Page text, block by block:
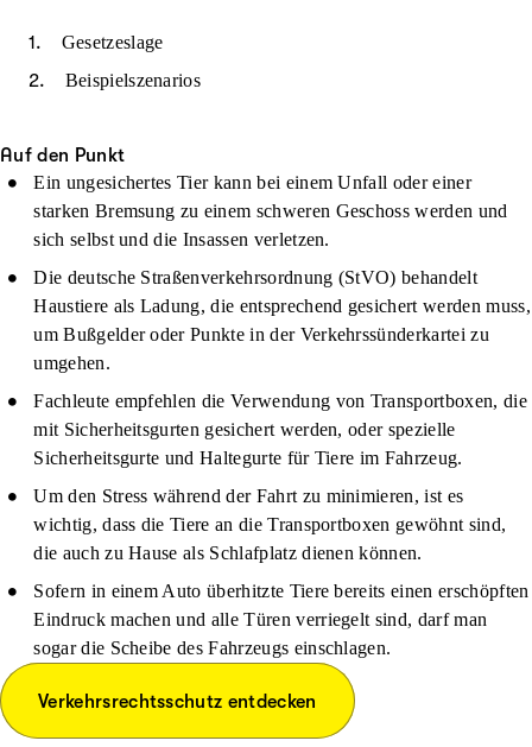
Gesetzeslage
Beispielszenarios
Auf den Punkt
Ein ungesichertes Tier kann bei einem Unfall oder einer
starken Bremsung zu einem schweren Geschoss werden und
sich selbst und die Insassen verletzen.
Die deutsche Straßenverkehrsordnung (StVO) behandelt
Haustiere als Ladung, die entsprechend gesichert werden muss,
um Bußgelder oder Punkte in der Verkehrssünderkartei zu
umgehen.
Fachleute empfehlen die Verwendung von Transportboxen, die
mit Sicherheitsgurten gesichert werden, oder spezielle
Sicherheitsgurte und Haltegurte für Tiere im Fahrzeug.
Um den Stress während der Fahrt zu minimieren, ist es
wichtig, dass die Tiere an die Transportboxen gewöhnt sind,
die auch zu Hause als Schlafplatz dienen können.
Sofern in einem Auto überhitzte Tiere bereits einen erschöpften
Eindruck machen und alle Türen verriegelt sind, darf man
sogar die Scheibe des Fahrzeugs einschlagen.
Verkehrsrechtsschutz entdecken